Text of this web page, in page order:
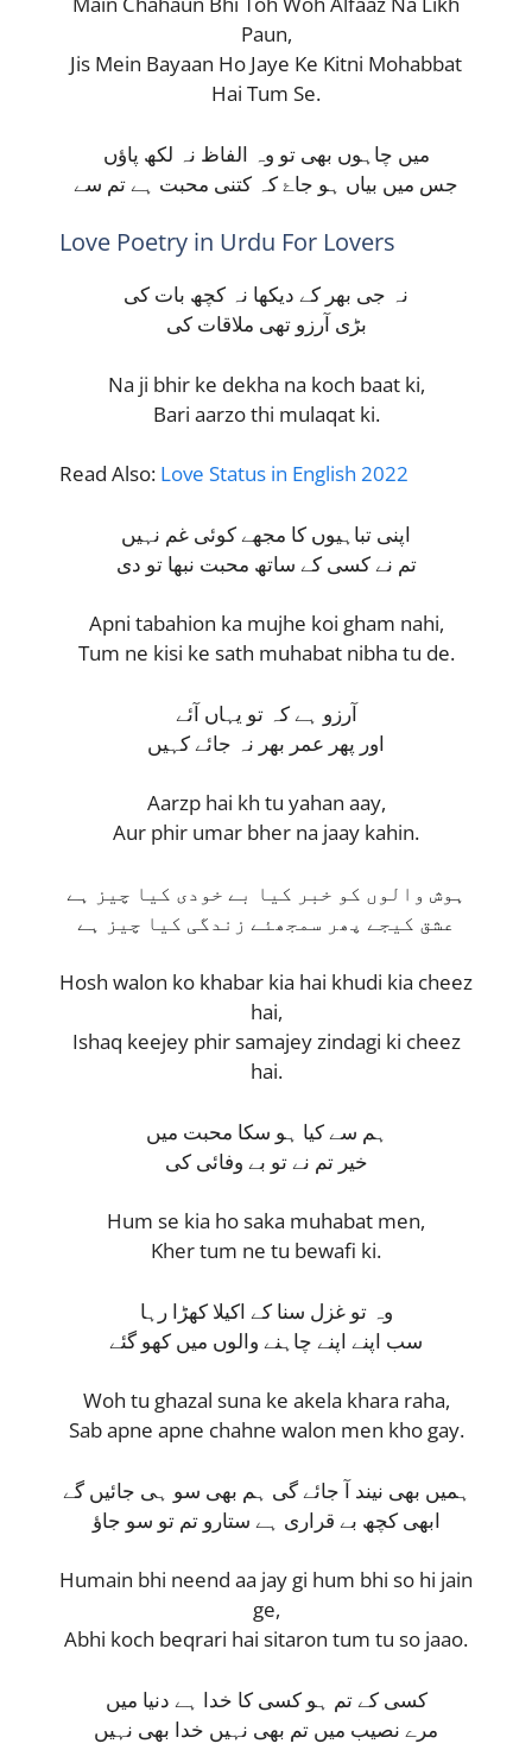
Paun,
Jis Mein Bayaan Ho Jaye Ke Kitni Mohabbat
Hai Tum Se.
میں چاہوں بھی تو وہ الفاظ نہ لکھ پاؤں
جس میں بیاں ہو جاۓ کہ کتنی محبت ہے تم سے
Love Poetry in Urdu For Lovers
نہ جی بھر کے دیکھا نہ کچھ بات کی
بڑی آرزو تھی ملاقات کی
Na ji bhir ke dekha na koch baat ki,
Bari aarzo thi mulaqat ki.
Read Also: Love Status in English 2022
اپنی تباہیوں کا مجھے کوئی غم نہیں
تم نے کسی کے ساتھ محبت نبھا تو دی
Apni tabahion ka mujhe koi gham nahi,
Tum ne kisi ke sath muhabat nibha tu de.
آرزو ہے کہ تو یہاں آئے
اور پھر عمر بھر نہ جائے کہیں
Aarzp hai kh tu yahan aay,
Aur phir umar bher na jaay kahin.
ہوش والوں کو خبر کیا بے خودی کیا چیز ہے
عشق کیجے پھر سمجھئے زندگی کیا چیز ہے
Hosh walon ko khabar kia hai khudi kia cheez
hai,
Ishaq keejey phir samajey zindagi ki cheez
hai.
ہم سے کیا ہو سکا محبت میں
خیر تم نے تو بے وفائی کی
Hum se kia ho saka muhabat men,
Kher tum ne tu bewafi ki.
وہ تو غزل سنا کے اکیلا کھڑا رہا
سب اپنے اپنے چاہنے والوں میں کھو گئے
Woh tu ghazal suna ke akela khara raha,
Sab apne apne chahne walon men kho gay.
ہمیں بھی نیند آ جائے گی ہم بھی سو ہی جائیں گے
ابھی کچھ بے قراری ہے ستارو تم تو سو جاؤ
Humain bhi neend aa jay gi hum bhi so hi jain
ge,
Abhi koch beqrari hai sitaron tum tu so jaao.
کسی کے تم ہو کسی کا خدا ہے دنیا میں
مرے نصیب میں تم بھی نہیں خدا بھی نہیں